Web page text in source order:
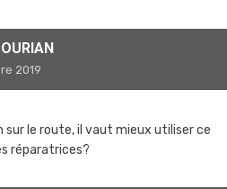
2019
sur le route, il vaut mieux utiliser ce
réparatrices?